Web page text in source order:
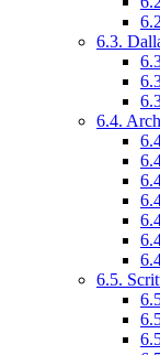
6.3.
6.4.
6.5.